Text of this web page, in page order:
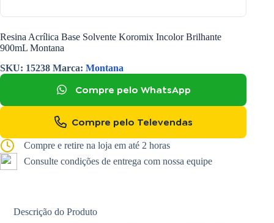
Resina Acrílica Base Solvente Koromix Incolor Brilhante
900mL Montana
SKU: 15238 Marca: Montana
Compre pelo WhatsApp
Compre pelo Televendas
Compre e retire na loja em até 2 horas
Consulte condições de entrega com nossa equipe
Descrição do Produto